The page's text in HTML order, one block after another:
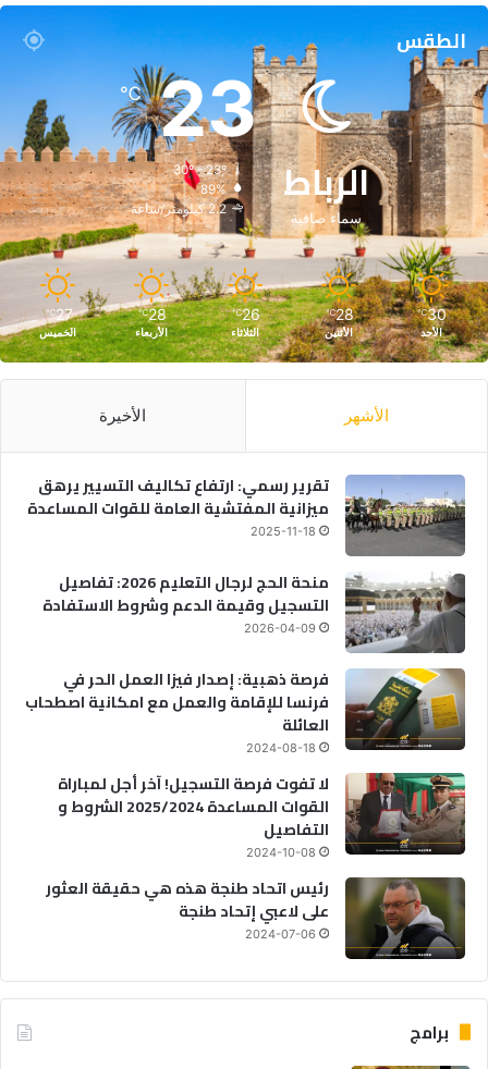
الطقس
الرباط
سماء صافية
23
℃
30º - 23º
89%
2.2 كيلومتر/ساعة
30
℃
الأحد
28
℃
الأثنين
26
℃
الثلاثاء
28
℃
الأربعاء
27
℃
الخميس
الأشهر الأخيرة
تقرير رسمي: ارتفاع تكاليف التسيير يرهق
ميزانية المفتشية العامة للقوات المساعدة
2025-11-18
منحة الحج لرجال التعليم 2026: تفاصيل
التسجيل وقيمة الدعم وشروط الاستفادة
2026-04-09
فرصة ذهبية: إصدار فيزا العمل الحر في
فرنسا للإقامة والعمل مع امكانية اصطحاب
العائلة
2024-08-18
لا تفوت فرصة التسجيل! آخر أجل لمباراة
القوات المساعدة 2025/2024 الشروط و
التفاصيل
2024-10-08
رئيس اتحاد طنجة هذه هي حقيقة العثور
على لاعبي إتحاد طنجة
2024-07-06
برامج